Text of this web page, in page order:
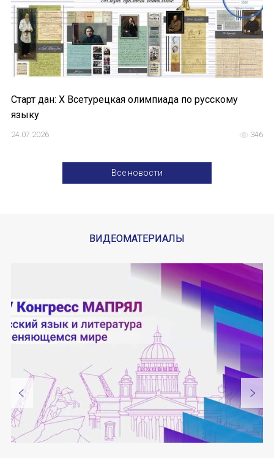
Старт дан: X Всетурецкая олимпиада по русскому
языку
346
24.07.2026
Все новости
ВИДЕОМАТЕРИАЛЫ